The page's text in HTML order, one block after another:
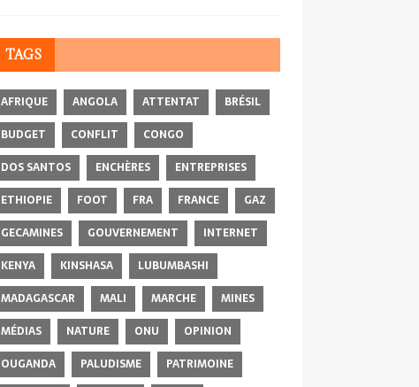
TAGS
AFRIQUE ANGOLA ATTENTAT
BRÉSIL
BUDGET
CONFLIT
CONGO
DOS SANTOS
ENCHÈRES
ENTREPRISES
ETHIOPIE
FOOT FRA FRANCE
GAZ
GECAMINES
GOUVERNEMENT
INTERNET
KENYA
KINSHASA
LUBUMBASHI
MADAGASCAR
MALI MARCHE
MINES
MÉDIAS
NATURE ONU
OPINION
OUGANDA
PALUDISME PATRIMOINE